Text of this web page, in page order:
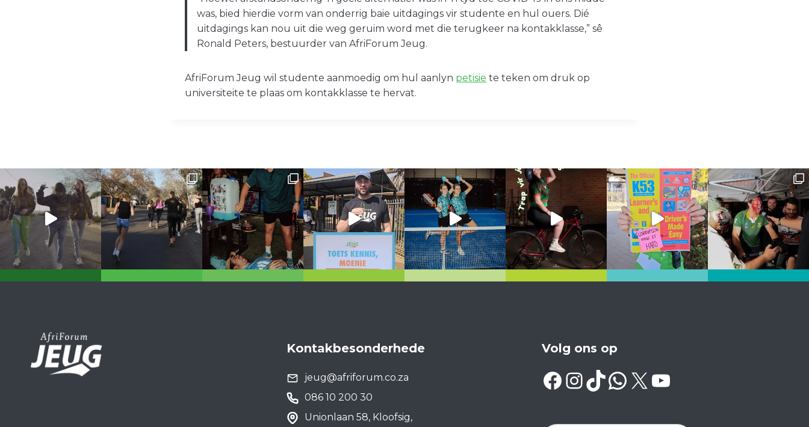
was, bied hierdie vorm van onderrig baie uitdagings vir studente en hul ouers. Dié
uitdagings kan nou uit die weg geruim word met die terugkeer na kontakklasse,” sê
Ronald Peters, bestuurder van AfriForum Jeug.
AfriForum Jeug wil studente aanmoedig om hul aanlyn petisie te teken om druk op
universiteite te plaas om kontakklasse te hervat.
Kontakbesonderhede
jeug@afriforum.co.za
086 10 200 30
Unionlaan 58, Kloofsig,
Volg ons op
Facebook
Instagram
TikTok
WhatsApp
X YouTube